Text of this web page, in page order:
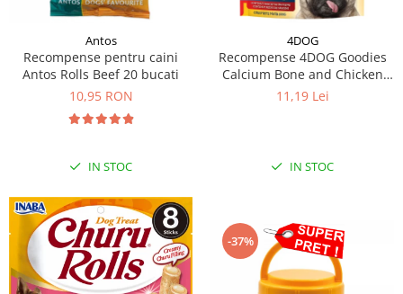
Antos
Recompense pentru caini
Antos Rolls Beef 20 bucati
10,95 RON
IN STOC
4DOG
Recompense 4DOG Goodies
Calcium Bone and Chicken
100g
11,19 Lei
IN STOC
-37%